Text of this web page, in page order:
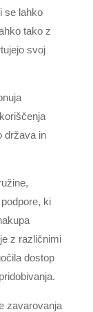
se lahko
tako z
svoj
država in
ki
z različnimi
dostop
zavarovanja